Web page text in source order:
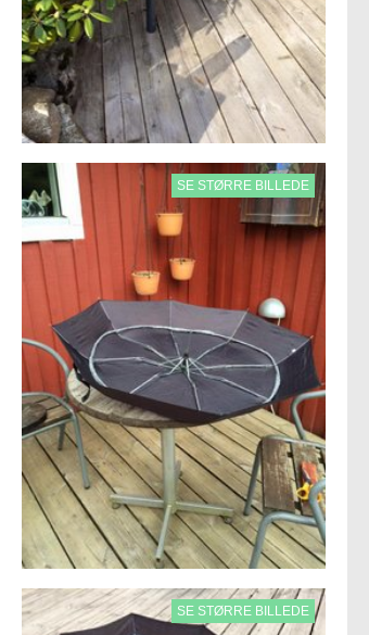
SE STØRRE BILLEDE
SE STØRRE BILLEDE